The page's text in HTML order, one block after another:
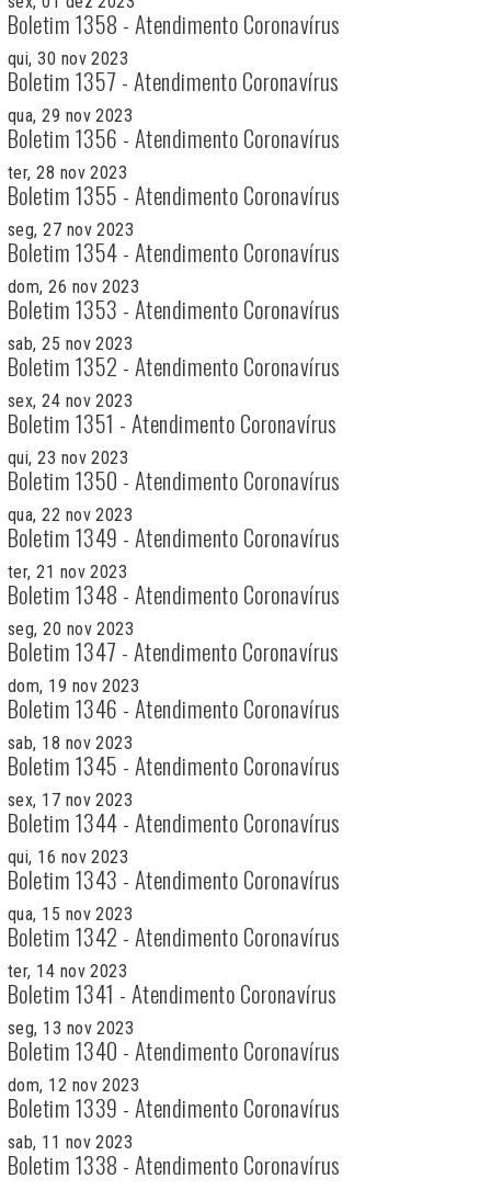
Boletim 1358 - Atendimento Coronavírus
qui, 30 nov 2023
Boletim 1357 - Atendimento Coronavírus
qua, 29 nov 2023
Boletim 1356 - Atendimento Coronavírus
ter, 28 nov 2023
Boletim 1355 - Atendimento Coronavírus
seg, 27 nov 2023
Boletim 1354 - Atendimento Coronavírus
dom, 26 nov 2023
Boletim 1353 - Atendimento Coronavírus
sab, 25 nov 2023
Boletim 1352 - Atendimento Coronavírus
sex, 24 nov 2023
Boletim 1351 - Atendimento Coronavírus
qui, 23 nov 2023
Boletim 1350 - Atendimento Coronavírus
qua, 22 nov 2023
Boletim 1349 - Atendimento Coronavírus
ter, 21 nov 2023
Boletim 1348 - Atendimento Coronavírus
seg, 20 nov 2023
Boletim 1347 - Atendimento Coronavírus
dom, 19 nov 2023
Boletim 1346 - Atendimento Coronavírus
sab, 18 nov 2023
Boletim 1345 - Atendimento Coronavírus
sex, 17 nov 2023
Boletim 1344 - Atendimento Coronavírus
qui, 16 nov 2023
Boletim 1343 - Atendimento Coronavírus
qua, 15 nov 2023
Boletim 1342 - Atendimento Coronavírus
ter, 14 nov 2023
Boletim 1341 - Atendimento Coronavírus
seg, 13 nov 2023
Boletim 1340 - Atendimento Coronavírus
dom, 12 nov 2023
Boletim 1339 - Atendimento Coronavírus
sab, 11 nov 2023
Boletim 1338 - Atendimento Coronavírus